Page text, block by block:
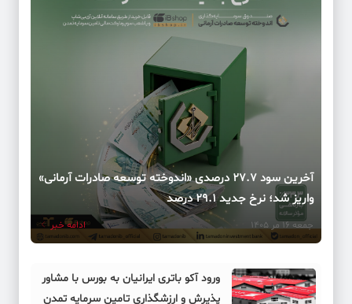
آخرین سود ۲۷.۷ درصدی «اندوخته توسعه صادرات آرمانی»
واریز شد؛ نرخ جدید ۲۹.۱ درصد
جمعه 16 مر 1405 ادامه خبر
ورود آکو باتری ایرانیان به بورس با مشاور
پذیرش و ارزشگذاری تامین سرمایه تمدن